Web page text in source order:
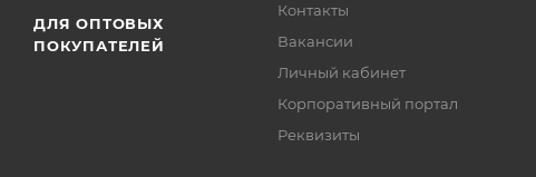
ДЛЯ ОПТОВЫХ
ПОКУПАТЕЛЕЙ
Контакты
Вакансии
Личный кабинет
Корпоративный портал
Реквизиты